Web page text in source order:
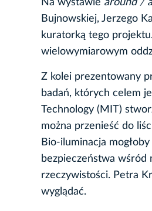
Na wystawie around /
Bujnowskiej, Jerzego
kuratorką tego
wielowymiarowym
Z kolei prezentowany
badań, których celem
Technology (MIT)
można przenieść do
Bio-iluminacja
bezpieczeństwa wśród
rzeczywistości. Petra
wyglądać.